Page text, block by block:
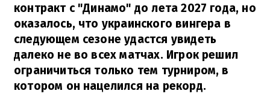
контракт с "Динамо" до лета 2027 года, но
оказалось, что украинского вингера в
следующем сезоне удастся увидеть
далеко не во всех матчах. Игрок решил
ограничиться только тем турниром, в
котором он нацелился на рекорд.